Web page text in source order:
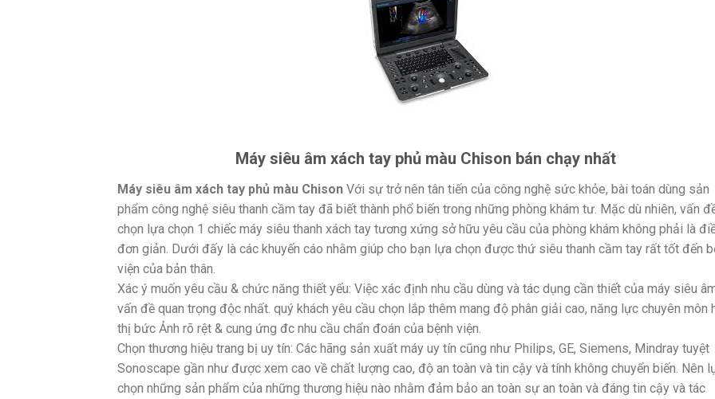
Máy siêu âm xách tay phủ màu Chison bán chạy nhất
Máy siêu âm xách tay phủ màu Chison Với sự trở nên tân tiến của công nghệ sức khỏe, bài toán dùng sản
phẩm công nghệ siêu thanh cầm tay đã biết thành phổ biến trong những phòng khám tư. Mặc dù nhiên, vấn
chọn lựa chọn 1 chiếc máy siêu thanh xách tay tương xứng sở hữu yêu cầu của phòng khám không phải là
đơn giản. Dưới đấy là các khuyến cáo nhằm giúp cho bạn lựa chọn được thứ siêu thanh cầm tay rất tốt đến
viện của bản thân.
Xác ý muốn yêu cầu & chức năng thiết yếu: Việc xác định nhu cầu dùng và tác dụng cần thiết của máy siêu
vấn đề quan trọng độc nhất. quý khách yêu cầu chọn lắp thêm mang độ phân giải cao, năng lực chuyên môn
thị bức Ảnh rõ rệt & cung ứng đc nhu cầu chẩn đoán của bệnh viện.
Chọn thương hiệu trang bị uy tín: Các hãng sản xuất máy uy tín cũng như Philips, GE, Siemens, Mindray tuyệt
Sonoscape gần như được xem cao về chất lượng cao, độ an toàn và tin cậy và tính không chuyển biến. Nên
chọn những sản phẩm của những thương hiệu nào nhằm đảm bảo an toàn sự an toàn và đáng tin cậy và tác